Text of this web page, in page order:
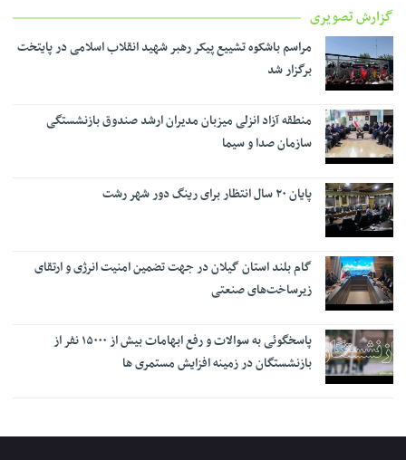
گزارش تصویری
مراسم باشکوه تشییع پیکر رهبر شهید انقلاب اسلامی در پایتخت
برگزار شد
منطقه آزاد انزلی میزبان مدیران ارشد صندوق بازنشستگی
سازمان صدا و سیما
پایان ۲۰ سال انتظار برای رینگ دور شهر رشت
گام بلند استان گیلان در جهت تضمین امنیت انرژی و ارتقای
زیرساخت‌های صنعتی
پاسخگوئی به سوالات و رفع ابهامات بیش از ۱۵۰۰۰ نفر از
بازنشستگان در زمینه افزایش مستمری ها